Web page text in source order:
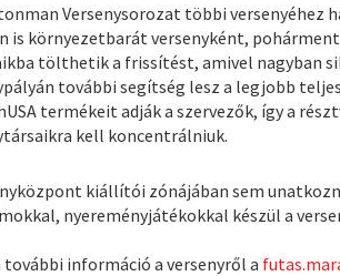
Versenysorozat többi
is környezetbarát versenyként,
tölthetik a frissítést, amivel nagyban
további segítség lesz a legjobb
termékeit adják a szervezők, így a
kell koncentrálniuk.
kiállítói zónájában sem
nyereményjátékokkal készül a
további információ a versenyről a